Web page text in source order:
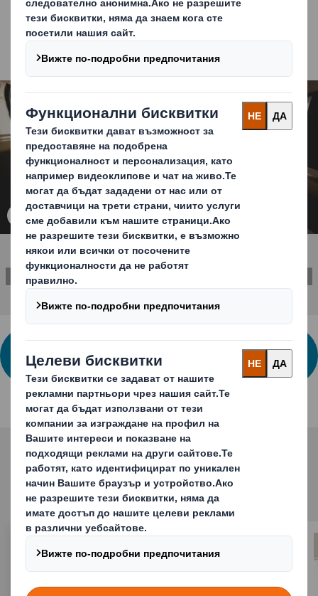
Привличане на клиенти и маркетинг
Комуникация с бранда
Carousel. Use previous and next buttons to move
Кликнете, за да отворите снимката
СВЪРЖЕТЕ СЕ С НАС ЗА ПОВЕЧЕ
ИНФОРМАЦИЯ
Related solutions